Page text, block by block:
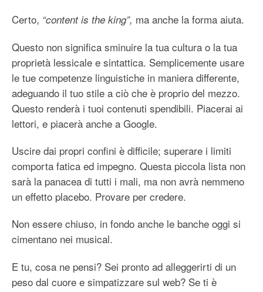
Certo, “content is the king”, ma anche la forma aiuta.
Questo non significa sminuire la tua cultura o la tua
proprietà lessicale e sintattica. Semplicemente usare
le tue competenze linguistiche in maniera differente,
adeguando il tuo stile a ciò che è proprio del mezzo.
Questo renderà i tuoi contenuti spendibili. Piacerai ai
lettori, e piacerà anche a Google.
Uscire dai propri confini è difficile; superare i limiti
comporta fatica ed impegno. Questa piccola lista non
sarà la panacea di tutti i mali, ma non avrà nemmeno
un effetto placebo. Provare per credere.
Non essere chiuso, in fondo anche le banche oggi si
cimentano nei musical.
E tu, cosa ne pensi? Sei pronto ad alleggerirti di un
peso dal cuore e simpatizzare sul web? Se ti è